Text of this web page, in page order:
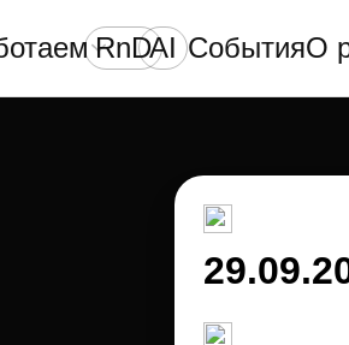
RnDAI СобытияО